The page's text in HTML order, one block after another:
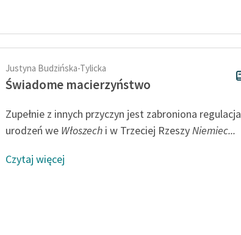
Justyna Budzińska-Tylicka
Świadome macierzyństwo
Zupełnie z innych przyczyn jest zabroniona regulacja
urodzeń we Włoszechi w Trzeciej RzeszyNiemiec...
Czytaj więcej